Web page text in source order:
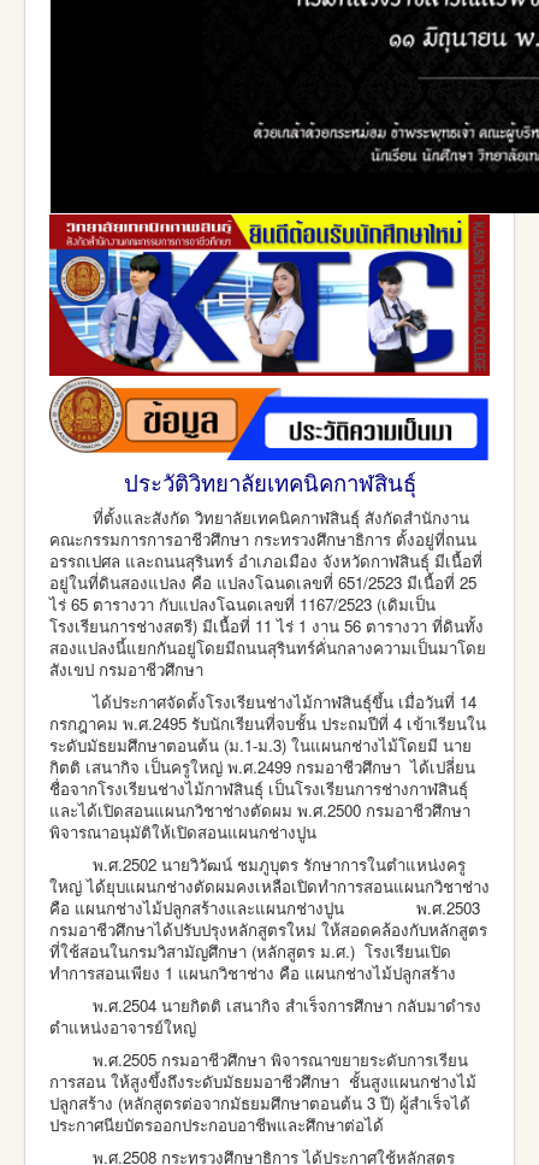
ประวัติวิทยาลัยเทคนิคกาฬสินธุ์
ที่ตั้งและสังกัด วิทยาลัยเทคนิคกาฬสินธุ์ สังกัดสำนักงาน
คณะกรรมการการอาชีวศึกษา กระทรวงศึกษาธิการ ตั้งอยู่ที่ถนน
อรรถเปศล และถนนสุรินทร์ อำเภอเมือง จังหวัดกาฬสินธุ์ มีเนื้อที่
อยู่ในที่ดินสองแปลง คือ แปลงโฉนดเลขที่ 651/2523 มีเนื้อที่ 25
ไร่ 65 ตารางวา กับแปลงโฉนดเลขที่ 1167/2523 (เดิมเป็น
โรงเรียนการช่างสตรี) มีเนื้อที่ 11 ไร่ 1 งาน 56 ตารางวา ที่ดินทั้ง
สองแปลงนี้แยกกันอยู่โดยมีถนนสุรินทร์คั่นกลางความเป็นมาโดย
สังเขป กรมอาชีวศึกษา
ได้ประกาศจัดตั้งโรงเรียนช่างไม้กาฬสินธุ์ขึ้น เมื่อวันที่ 14
กรกฎาคม พ.ศ.2495 รับนักเรียนที่จบชั้น ประถมปีที่ 4 เข้าเรียนใน
ระดับมัธยมศึกษาตอนต้น (ม.1-ม.3) ในแผนกช่างไม้โดยมี นาย
กิตติ เสนากิจ เป็นครูใหญ่ พ.ศ.2499 กรมอาชีวศึกษา ได้เปลี่ยน
ชื่อจากโรงเรียนช่างไม้กาฬสินธุ์ เป็นโรงเรียนการช่างกาฬสินธุ์
และได้เปิดสอนแผนกวิชาช่างตัดผม พ.ศ.2500 กรมอาชีวศึกษา
พิจารณาอนุมัติให้เปิดสอนแผนกช่างปูน
พ.ศ.2502 นายวิวัฒน์ ชมภูบุตร รักษาการในตำแหน่งครู
ใหญ่ได้ยุบแผนกช่างตัดผมคงเหลือเปิดทำการสอนแผนกวิชาช่าง
คือ แผนกช่างไม้ปลูกสร้างและแผนกช่างปูน พ.ศ.2503
กรมอาชีวศึกษาได้ปรับปรุงหลักสูตรใหม่ ให้สอดคล้องกับหลักสูตร
ที่ใช้สอนในกรมวิสามัญศึกษา (หลักสูตร ม.ศ.) โรงเรียนเปิด
ทำการสอนเพียง 1 แผนกวิชาช่าง คือ แผนกช่างไม้ปลูกสร้าง
พ.ศ.2504 นายกิตติ เสนากิจ สำเร็จการศึกษา กลับมาดำรง
ตำแหน่งอาจารย์ใหญ่
พ.ศ.2505 กรมอาชีวศึกษา พิจารณาขยายระดับการเรียน
การสอน ให้สูงขึ้งถึงระดับมัธยมอาชีวศึกษา ชั้นสูงแผนกช่างไม้
ปลูกสร้าง (หลักสูตรต่อจากมัธยมศึกษาตอนต้น 3 ปี) ผู้สำเร็จได้
ประกาศนียบัตรออกประกอบอาชีพและศึกษาต่อได้
พ.ศ.2508 กระทรวงศึกษาธิการ ได้ประกาศใช้หลักสูตร